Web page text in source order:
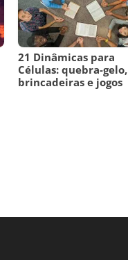
21 Dinâmicas para
Células: quebra-gelo,
brincadeiras e jogos